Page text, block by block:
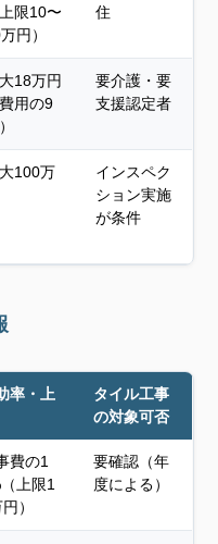
上限10〜
円）
住
18万円
費用の9
要介護・要
支援認定者
100万
インスペク
ション実施
が条件
率・上
タイル工事
の対象可否
費の1
上限1
）
要確認（年
度による）